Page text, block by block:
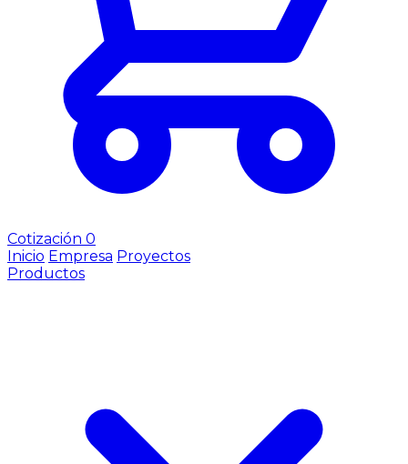
Cotización 0
Inicio Empresa Proyectos
Productos